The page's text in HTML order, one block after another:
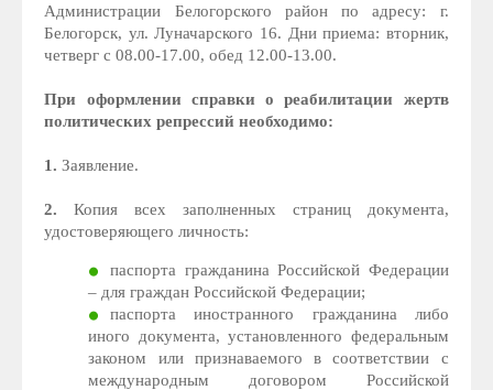
Администрации Белогорского район по адресу: г.
Белогорск, ул. Луначарского 16. Дни приема: вторник,
четверг с 08.00-17.00, обед 12.00-13.00.
При оформлении справки о реабилитации жертв
политических репрессий необходимо:
1. Заявление.
2. Копия всех заполненных страниц документа,
удостоверяющего личность:
паспорта гражданина Российской Федерации
– для граждан Российской Федерации;
паспорта иностранного гражданина либо
иного документа, установленного федеральным
законом или признаваемого в соответствии с
международным договором Российской